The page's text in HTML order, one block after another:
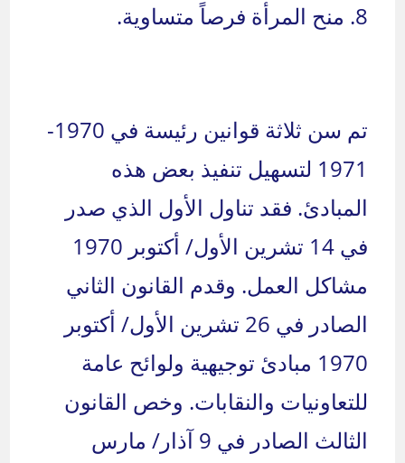
8. منح المرأة فرصاً متساوية.
تم سن ثلاثة قوانين رئيسة في 1970-
1971 لتسهيل تنفيذ بعض هذه
المبادئ. فقد تناول الأول الذي صدر
في 14 تشرين الأول/ أكتوبر 1970
مشاكل العمل. وقدم القانون الثاني
الصادر في 26 تشرين الأول/ أكتوبر
1970 مبادئ توجيهية ولوائح عامة
للتعاونيات والنقابات. وخص القانون
الثالث الصادر في 9 آذار/ مارس